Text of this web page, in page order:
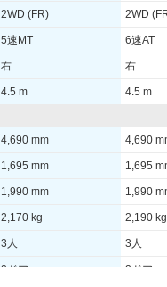
2WD (FR) 2WD
5速MT 6速AT
右 右
4.5 m 4.5 m
4,690 mm 4,690
1,695 mm 1,695
1,990 mm 1,990
2,170 kg 2,190 kg
3人 3人
2ドア 2ドア